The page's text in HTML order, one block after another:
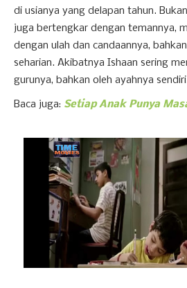
di usianya yang delapan tahun.
juga bertengkar dengan temannya,
dengan ulah dan candaannya,
seharian. Akibatnya Ishaan sering
gurunya, bahkan oleh ayahnya
Baca juga: Setiap Anak Punya